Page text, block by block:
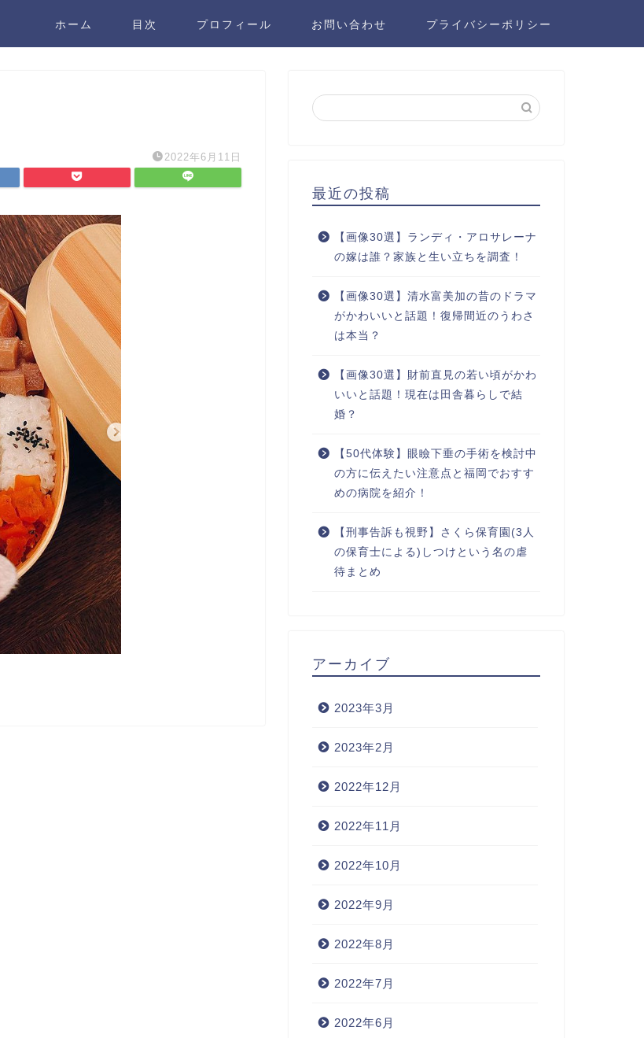
ホーム 目次 プロフィール お問い合わせ プライバシーポリシー
2022年6月11日
最近の投稿
【画像30選】ランディ・アロサレーナ
の嫁は誰？家族と生い立ちを調査！
【画像30選】清水富美加の昔のドラマ
がかわいいと話題！復帰間近のうわさ
は本当？
【画像30選】財前直見の若い頃がかわ
いいと話題！現在は田舎暮らしで結
婚？
【50代体験】眼瞼下垂の手術を検討中
の方に伝えたい注意点と福岡でおすす
めの病院を紹介！
【刑事告訴も視野】さくら保育園(3人
の保育士による)しつけという名の虐
待まとめ
アーカイブ
2023年3月
2023年2月
2022年12月
2022年11月
2022年10月
2022年9月
2022年8月
2022年7月
2022年6月